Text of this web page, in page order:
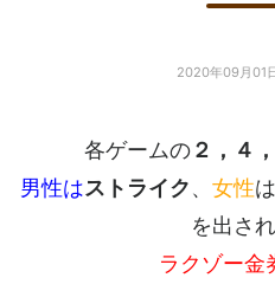
2020年09月01
各ゲームの２，４
男性はストライク、 女性は
を出さ
ラクゾー金